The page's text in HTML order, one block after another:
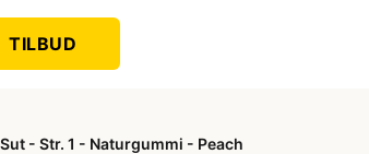
TILBUD
- Str. 1 - Naturgummi - Peach